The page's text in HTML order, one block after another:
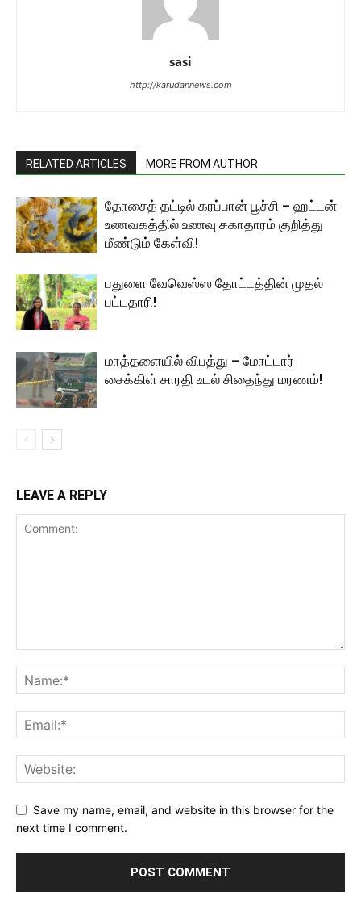
sasi
http://karudannews.com
RELATED ARTICLES MORE FROM AUTHOR
தோசைத் தட்டில் கரப்பான் பூச்சி – ஹட்டன்
உணவகத்தில் உணவு சுகாதாரம் குறித்து
மீண்டும் கேள்வி!
பதுளை வேவெஸ்ஸ தோட்டத்தின் முதல்
பட்டதாரி!
மாத்தளையில் விபத்து – மோட்டார்
சைக்கிள் சாரதி உடல் சிதைந்து மரணம்!
LEAVE A REPLY
Save my name, email, and website in this browser for the
next time I comment.